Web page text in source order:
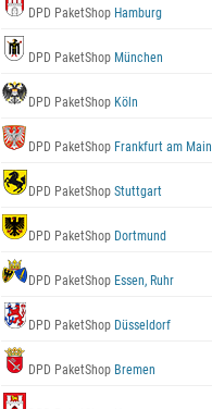
DPD PaketShop Hamburg
DPD PaketShop München
DPD PaketShop Köln
DPD PaketShop Frankfurt am Main
DPD PaketShop Stuttgart
DPD PaketShop Dortmund
DPD PaketShop Essen, Ruhr
DPD PaketShop Düsseldorf
DPD PaketShop Bremen